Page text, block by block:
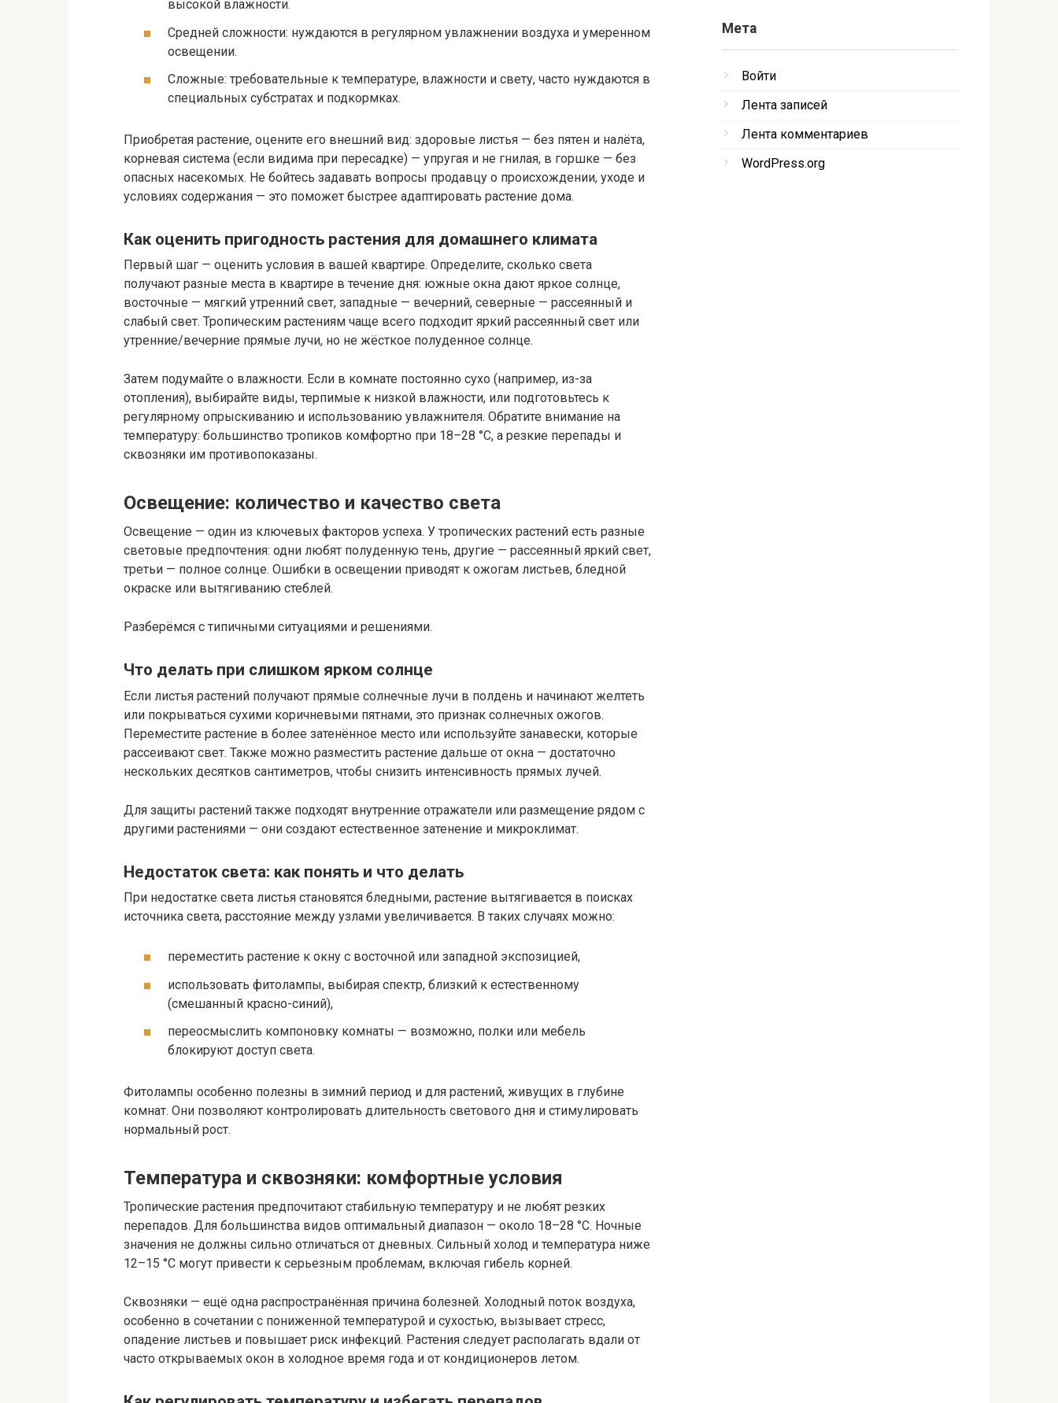
высокой влажности.
Средней сложности: нуждаются в регулярном увлажнении воздуха и умеренном
освещении.
Сложные: требовательные к температуре, влажности и свету, часто нуждаются в
специальных субстратах и подкормках.
Приобретая растение, оцените его внешний вид: здоровые листья — без пятен и налёта,
корневая система (если видима при пересадке) — упругая и не гнилая, в горшке — без
опасных насекомых. Не бойтесь задавать вопросы продавцу о происхождении, уходе и
условиях содержания — это поможет быстрее адаптировать растение дома.
Как оценить пригодность растения для домашнего климата
Первый шаг — оценить условия в вашей квартире. Определите, сколько света
получают разные места в квартире в течение дня: южные окна дают яркое солнце,
восточные — мягкий утренний свет, западные — вечерний, северные — рассеянный и
слабый свет. Тропическим растениям чаще всего подходит яркий рассеянный свет или
утренние/вечерние прямые лучи, но не жёсткое полуденное солнце.
Затем подумайте о влажности. Если в комнате постоянно сухо (например, из-за
отопления), выбирайте виды, терпимые к низкой влажности, или подготовьтесь к
регулярному опрыскиванию и использованию увлажнителя. Обратите внимание на
температуру: большинство тропиков комфортно при 18–28 °C, а резкие перепады и
сквозняки им противопоказаны.
Освещение: количество и качество света
Освещение — один из ключевых факторов успеха. У тропических растений есть разные
световые предпочтения: одни любят полуденную тень, другие — рассеянный яркий свет,
третьи — полное солнце. Ошибки в освещении приводят к ожогам листьев, бледной
окраске или вытягиванию стеблей.
Разберёмся с типичными ситуациями и решениями.
Что делать при слишком ярком солнце
Если листья растений получают прямые солнечные лучи в полдень и начинают желтеть
или покрываться сухими коричневыми пятнами, это признак солнечных ожогов.
Переместите растение в более затенённое место или используйте занавески, которые
рассеивают свет. Также можно разместить растение дальше от окна — достаточно
нескольких десятков сантиметров, чтобы снизить интенсивность прямых лучей.
Для защиты растений также подходят внутренние отражатели или размещение рядом с
другими растениями — они создают естественное затенение и микроклимат.
Недостаток света: как понять и что делать
При недостатке света листья становятся бледными, растение вытягивается в поисках
источника света, расстояние между узлами увеличивается. В таких случаях можно:
переместить растение к окну с восточной или западной экспозицией,
использовать фитолампы, выбирая спектр, близкий к естественному
(смешанный красно-синий),
переосмыслить компоновку комнаты — возможно, полки или мебель
блокируют доступ света.
Фитолампы особенно полезны в зимний период и для растений, живущих в глубине
комнат. Они позволяют контролировать длительность светового дня и стимулировать
нормальный рост.
Температура и сквозняки: комфортные условия
Тропические растения предпочитают стабильную температуру и не любят резких
перепадов. Для большинства видов оптимальный диапазон — около 18–28 °C. Ночные
значения не должны сильно отличаться от дневных. Сильный холод и температура ниже
12–15 °C могут привести к серьезным проблемам, включая гибель корней.
Сквозняки — ещё одна распространённая причина болезней. Холодный поток воздуха,
особенно в сочетании с пониженной температурой и сухостью, вызывает стресс,
опадение листьев и повышает риск инфекций. Растения следует располагать вдали от
часто открываемых окон в холодное время года и от кондиционеров летом.
Мета
Войти
Лента записей
Лента комментариев
WordPress.org